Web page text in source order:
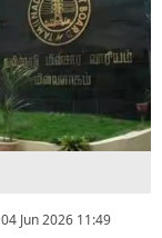
04 Jun 2026 11:49